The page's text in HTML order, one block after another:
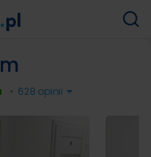
• 628 opinii